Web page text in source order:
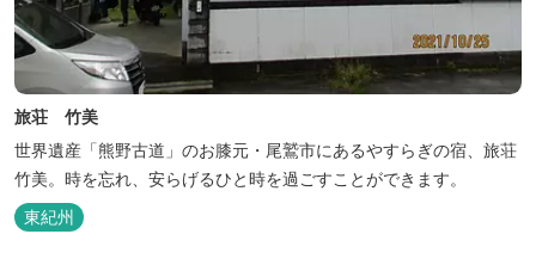
旅荘 竹美
世界遺産「熊野古道」のお膝元・尾鷲市にあるやすらぎの宿、旅荘
竹美。時を忘れ、安らげるひと時を過ごすことができます。
東紀州